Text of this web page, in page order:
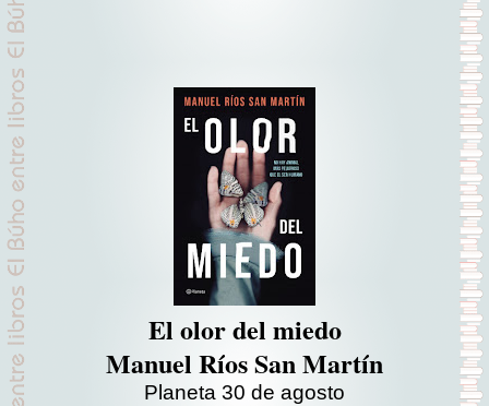
El olor del miedo
Manuel Ríos San Martín
Planeta 30 de agosto